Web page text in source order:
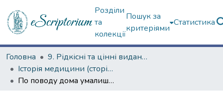
Розділи
та
колекції
Пошук за
критеріями
Статистика
Головна
9. Рідкісні та цінні видання
Історія медицини (сторінками періодичних видань)
По поводу дома умалишенных в Перми и Харькове